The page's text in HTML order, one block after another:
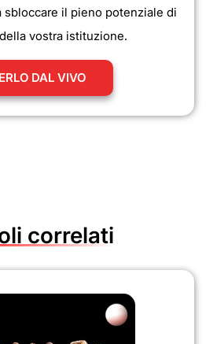
sbloccare il pieno potenziale di
vostra istituzione.
DAL VIVO
correlati